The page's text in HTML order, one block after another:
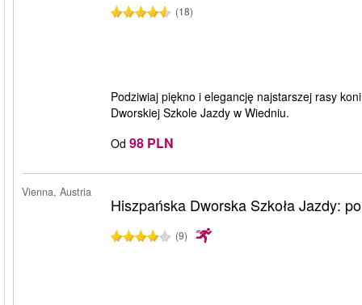
(18)
Podziwiaj piękno i elegancję najstarszej rasy
Dworskiej Szkole Jazdy w Wiedniu.
Od 98 PLN
Vienna, Austria
Hiszpańska Dworska Szkoła Jazdy:
(9)